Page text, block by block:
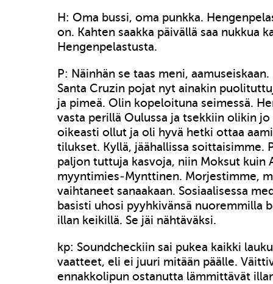
H: Oma bussi, oma punkka.
on. Kahten saakka päivällä saa nukkua
Hengenpelastusta.
P: Näinhän se taas meni,
Santa Cruzin pojat nyt ainakin
ja pimeä. Olin kopeloituna seimessä.
vasta perillä Oulussa ja tsekkiin olikin
oikeasti ollut ja oli hyvä hetki ottaa
tilukset. Kyllä, jäähallissa soittaisimme.
paljon tuttuja kasvoja, niin Moksut kuin
myyntimies-Mynttinen. Morjestimme,
vaihtaneet sanaakaan. Sosiaalisessa
basisti uhosi pyyhkivänsä nuoremmilla
illan keikillä. Se jäi nähtäväksi.
kp: Soundcheckiin sai pukea kaikki
vaatteet, eli ei juuri mitään päälle.
ennakkolipun ostanutta lämmittävät